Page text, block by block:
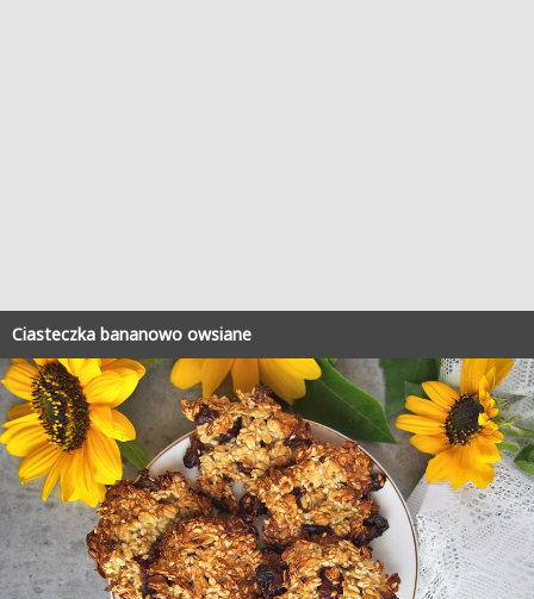
Ciasteczka bananowo owsiane